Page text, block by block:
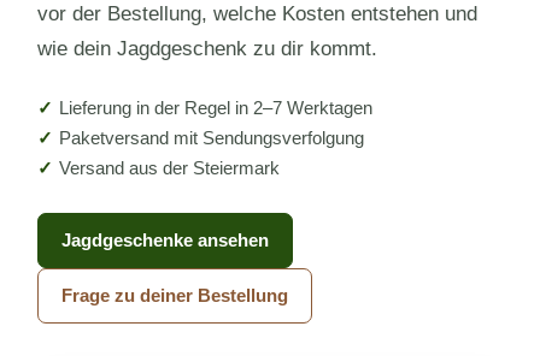
vor der Bestellung, welche Kosten entstehen und
wie dein Jagdgeschenk zu dir kommt.
Lieferung in der Regel in 2–7 Werktagen
Paketversand mit Sendungsverfolgung
Versand aus der Steiermark
Jagdgeschenke ansehen
Frage zu deiner Bestellung